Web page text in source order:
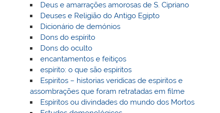
Deus e amarrações amorosas de S. Cipriano
Deuses e Religião do Antigo Egipto
Dicionário de demónios
Dons do espírito
Dons do oculto
encantamentos e feitiços
espírito: o que são espíritos
Espiritos – historias veridicas de espiritos e
assombrações que foram retratadas em filme
Espíritos ou divindades do mundo dos Mortos